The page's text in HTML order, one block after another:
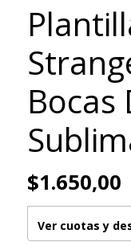
Bocas
$1.650,00
Ver cuotas y